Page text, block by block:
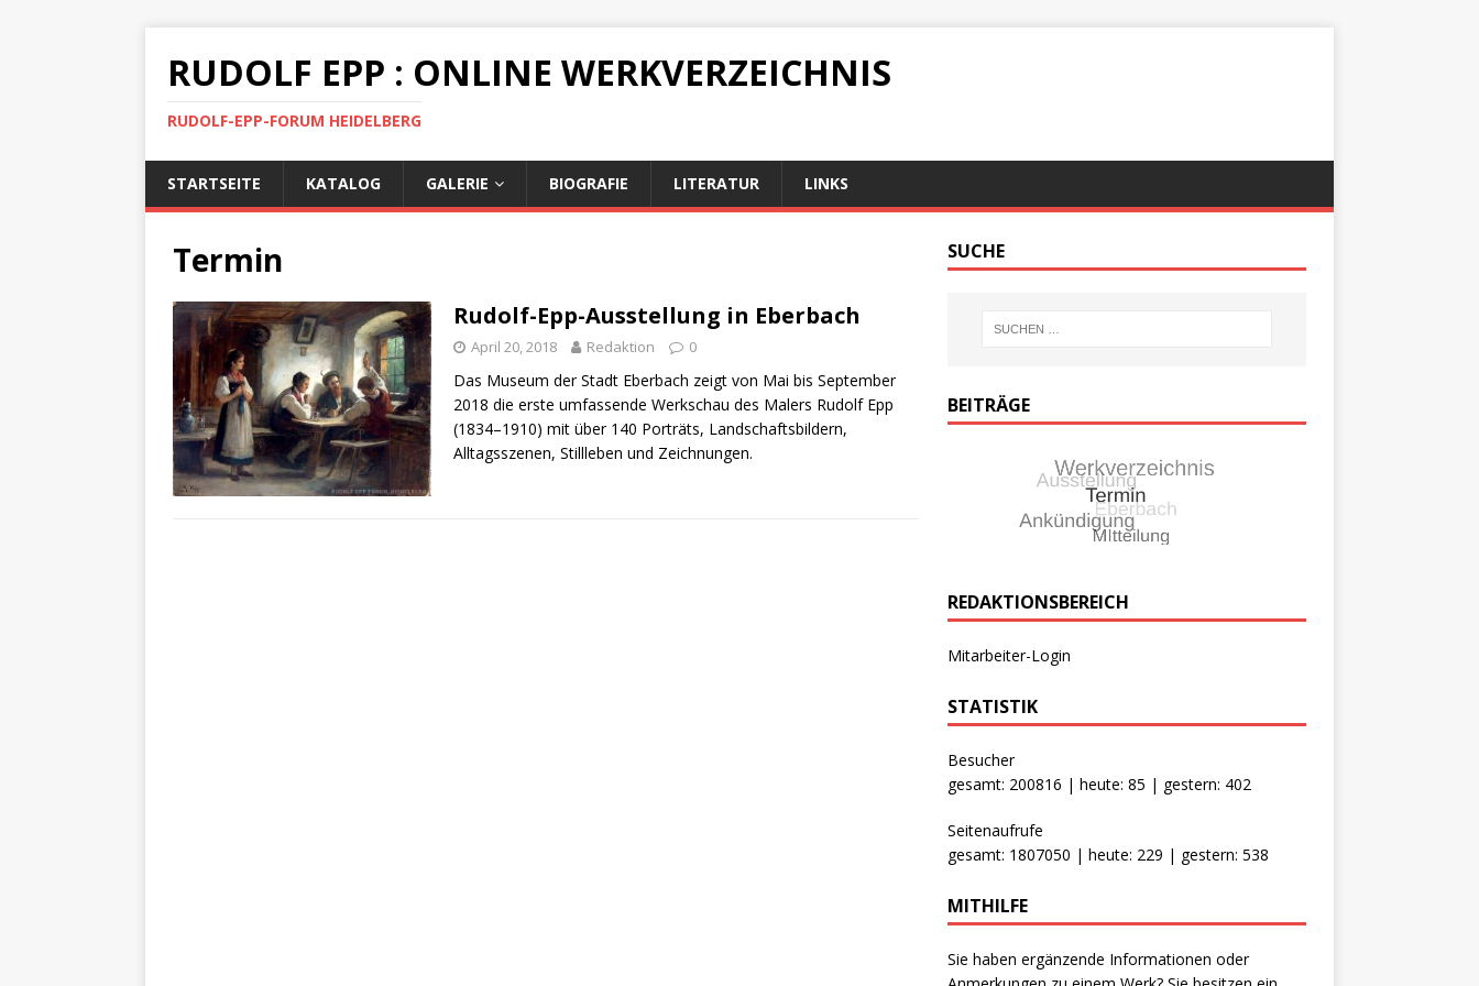
RUDOLF EPP : ONLINE WERKVERZEICHNIS
RUDOLF-EPP-FORUM HEIDELBERG
STARTSEITE KATALOG GALERIE BIOGRAFIE LITERATUR LINKS
Termin
Rudolf-Epp-Ausstellung in Eberbach
April 20, 2018 Redaktion 0
Das Museum der Stadt Eberbach zeigt von Mai bis September
2018 die erste umfassende Werkschau des Malers Rudolf Epp
(1834–1910) mit über 140 Porträts, Landschaftsbildern,
Alltagsszenen, Stillleben und Zeichnungen.
SUCHE
BEITRÄGE
REDAKTIONSBEREICH
Mitarbeiter-Login
STATISTIK
Besucher
gesamt: 200816 | heute: 85 | gestern: 402
Seitenaufrufe
gesamt: 1807050 | heute: 229 | gestern: 538
MITHILFE
Sie haben ergänzende Informationen oder